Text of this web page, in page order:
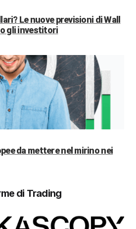
Le nuove previsioni di Wall
gli investitori
da mettere nel mirino nei
di Trading